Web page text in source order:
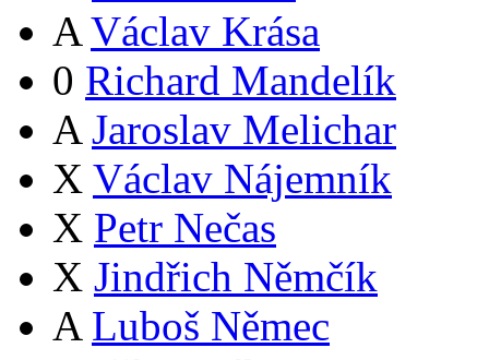
A Václav Krása
0 Richard Mandelík
A Jaroslav Melichar
X Václav Nájemník
X Petr Nečas
X Jindřich Němčík
A Luboš Němec